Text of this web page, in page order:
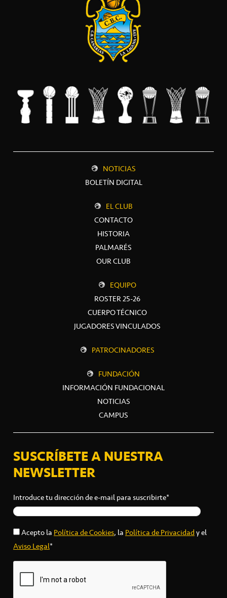
NOTICIAS
BOLETÍN DIGITAL
EL CLUB
CONTACTO
HISTORIA
PALMARÉS
OUR CLUB
EQUIPO
ROSTER 25-26
CUERPO TÉCNICO
JUGADORES VINCULADOS
PATROCINADORES
FUNDACIÓN
INFORMACIÓN FUNDACIONAL
NOTICIAS
CAMPUS
SUSCRÍBETE A NUESTRA
NEWSLETTER
Introduce tu dirección de e-mail para suscribirte*
Acepto laPolítica de Cookies, laPolítica de Privacidady el
Aviso Legal*